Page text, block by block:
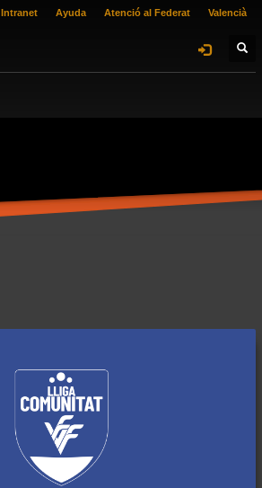
Intranet Ayuda Atenció al Federat Valencià